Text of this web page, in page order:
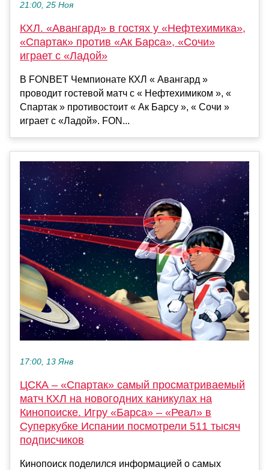
21:00, 25 Ноя
КХЛ. «Авангард» в гостях у «Нефтехимика»,
«Спартак» против «Ак Барса», «Сочи»
играет с «Ладой»
В FONBET Чемпионате КХЛ « Авангард »
проводит гостевой матч с « Нефтехимиком », «
Спартак » противостоит « Ак Барсу », « Сочи »
играет с «Ладой». FON...
17:00, 13 Янв
ЦСКА – «Спартак» самый просматриваемый
матч КХЛ на новогодних каникулах на
Кинопоиске. Игру «Барса» – «Реал» в
Суперкубке Испании посмотрели 511 тысяч
подписчиков
Кинопоиск поделился информацией о самых